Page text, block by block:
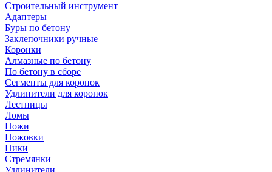
Строительный инструмент
Адаптеры
Буры по бетону
Заклепочники ручные
Коронки
Алмазные по бетону
По бетону в сборе
Сегменты для коронок
Удлинители для коронок
Лестницы
Ломы
Ножи
Ножовки
Пики
Стремянки
Удлинители